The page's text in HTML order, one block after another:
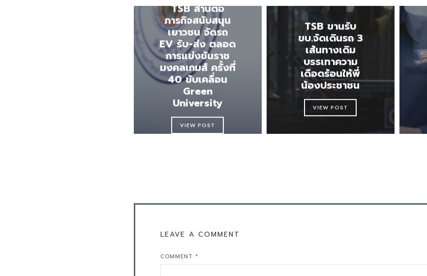
TSB สานต่อ
ภารกิจสนับสนุน
เยาวชน จัดรถ
EV รับ-ส่ง ตลอด
การแข่งขันราช
มงคลเกมส์ ครั้งที่
40 ขับเคลื่อน
Green
University
VIEW POST
TSB ขานรับ
ขบ.จัดเดินรถ 3
เส้นทางเดิม
บรรเทาความ
เดือดร้อนให้พี่
น้องประชาชน
VIEW POST
LEAVE A COMMENT
COMMENT *